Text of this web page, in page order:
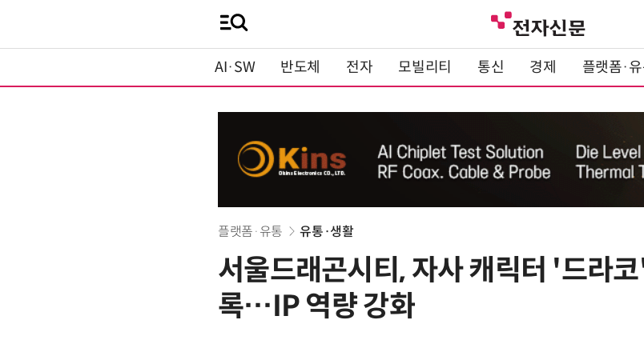
AI·SW 반도체 전자 모빌리티 통신 경제 플랫폼·
플랫폼·유통 유통·생활
서울드래곤시티, 자사 캐릭터 '드라
록…IP 역량 강화